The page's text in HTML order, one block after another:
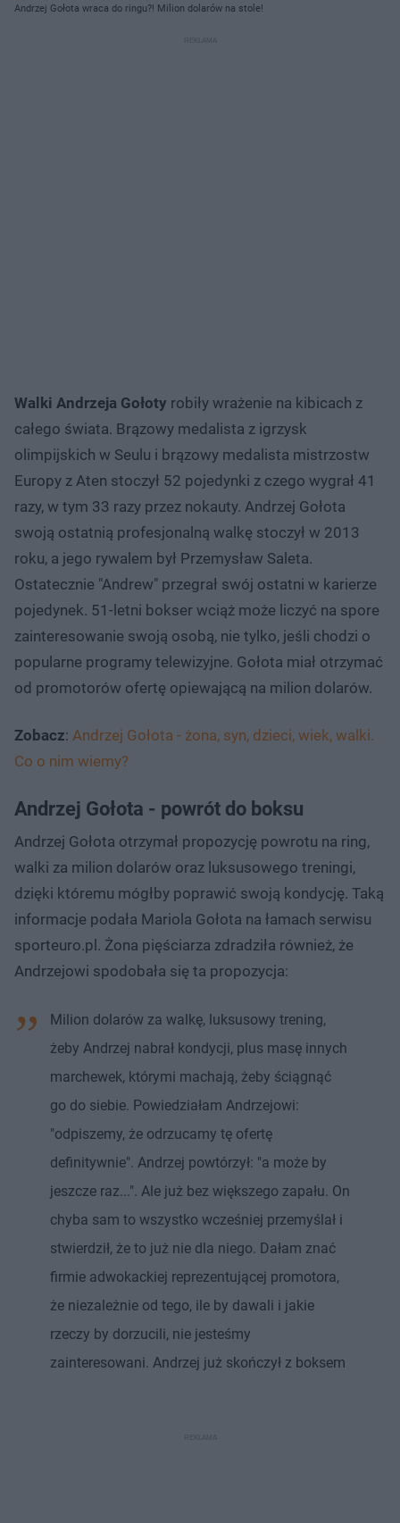
Andrzej Gołota wraca do ringu?! Milion dolarów na stole!
Walki Andrzeja Gołoty robiły wrażenie na kibicach z
całego świata. Brązowy medalista z igrzysk
olimpijskich w Seulu i brązowy medalista mistrzostw
Europy z Aten stoczył 52 pojedynki z czego wygrał 41
razy, w tym 33 razy przez nokauty. Andrzej Gołota
swoją ostatnią profesjonalną walkę stoczył w 2013
roku, a jego rywalem był Przemysław Saleta.
Ostatecznie "Andrew" przegrał swój ostatni w karierze
pojedynek. 51-letni bokser wciąż może liczyć na spore
zainteresowanie swoją osobą, nie tylko, jeśli chodzi o
popularne programy telewizyjne. Gołota miał otrzymać
od promotorów ofertę opiewającą na milion dolarów.
Zobacz: Andrzej Gołota - żona, syn, dzieci, wiek, walki.
Co o nim wiemy?
Andrzej Gołota - powrót do boksu
Andrzej Gołota otrzymał propozycję powrotu na ring,
walki za milion dolarów oraz luksusowego treningi,
dzięki któremu mógłby poprawić swoją kondycję. Taką
informacje podała Mariola Gołota na łamach serwisu
sporteuro.pl. Żona pięściarza zdradziła również, że
Andrzejowi spodobała się ta propozycja:
Milion dolarów za walkę, luksusowy trening,
żeby Andrzej nabrał kondycji, plus masę innych
marchewek, którymi machają, żeby ściągnąć
go do siebie. Powiedziałam Andrzejowi:
"odpiszemy, że odrzucamy tę ofertę
definitywnie". Andrzej powtórzył: "a może by
jeszcze raz...". Ale już bez większego zapału. On
chyba sam to wszystko wcześniej przemyślał i
stwierdził, że to już nie dla niego. Dałam znać
firmie adwokackiej reprezentującej promotora,
że niezależnie od tego, ile by dawali i jakie
rzeczy by dorzucili, nie jesteśmy
zainteresowani. Andrzej już skończył z boksem